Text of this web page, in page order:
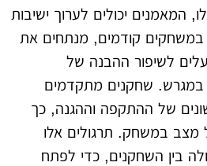
המאמנים יכולים לערוך ישיבות
במשחקים קודמים, מנתחים את
לשיפור ההבנה של
במגרש. שחקנים מתקדמים
של ההתקפה וההגנה, כך
מצב במשחק. תרגולים אלו
בין השחקנים, כדי לפתח